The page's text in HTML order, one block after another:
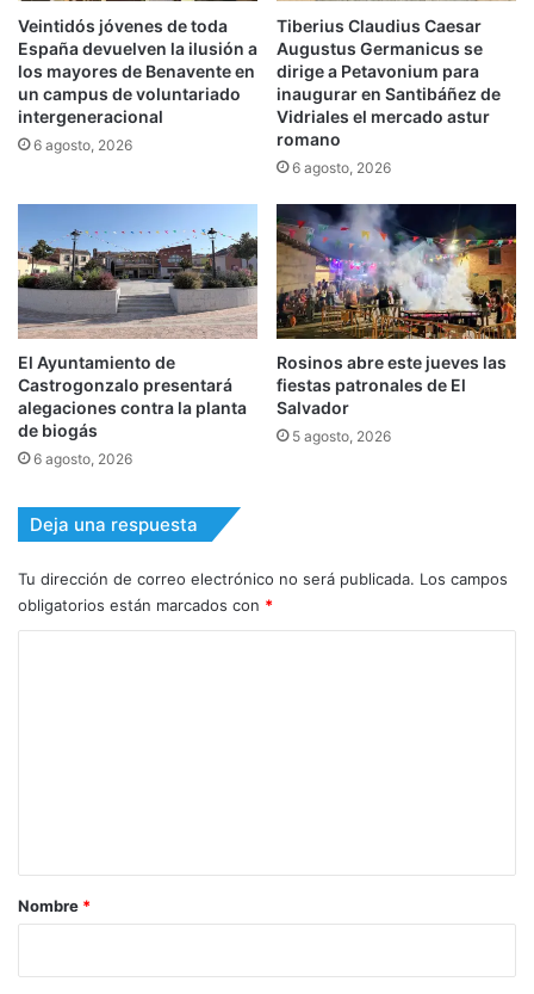
Veintidós jóvenes de toda
España devuelven la ilusión a
los mayores de Benavente en
un campus de voluntariado
intergeneracional
6 agosto, 2026
Tiberius Claudius Caesar
Augustus Germanicus se
dirige a Petavonium para
inaugurar en Santibáñez de
Vidriales el mercado astur
romano
6 agosto, 2026
El Ayuntamiento de
Castrogonzalo presentará
alegaciones contra la planta
de biogás
6 agosto, 2026
Rosinos abre este jueves las
fiestas patronales de El
Salvador
5 agosto, 2026
Deja una respuesta
Tu dirección de correo electrónico no será publicada. Los campos
obligatorios están marcados con *
rNombre *